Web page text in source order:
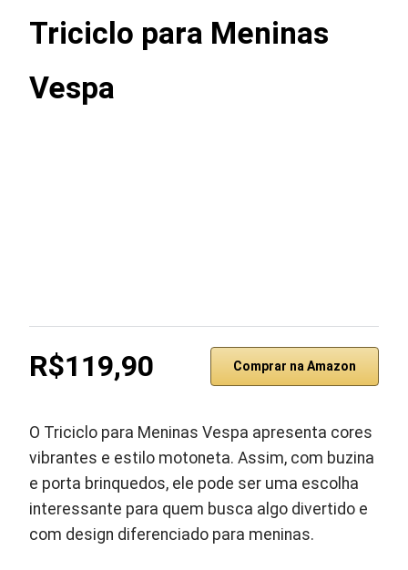
Triciclo para Meninas
Vespa
R$119,90 Comprar na Amazon
O Triciclo para Meninas Vespa apresenta cores
vibrantes e estilo motoneta. Assim, com buzina
e porta brinquedos, ele pode ser uma escolha
interessante para quem busca algo divertido e
com design diferenciado para meninas.